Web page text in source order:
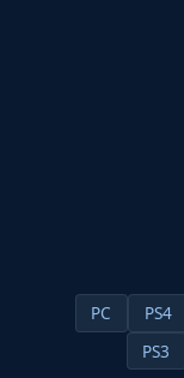
PC PS4
PS3